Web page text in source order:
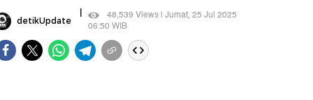
detikUpdate |
48,539 Views | Jumat, 25 Jul 2025
06:50 WIB